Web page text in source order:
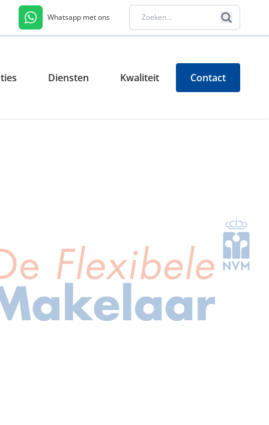
Whatsapp met ons
Diensten Kwaliteit Contact